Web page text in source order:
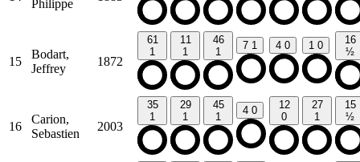
Philippe
15
Bodart,
Jeffrey
1872
61
1
11
1
46
1
7 1 4 0 1 0
16
½
16
Carion,
Sebastien
2003
35
1
29
1
45
1
4 0
12
0
27
1
15
½